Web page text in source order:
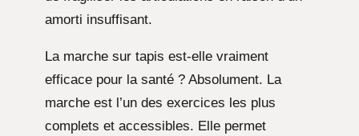
amorti insuffisant.
La marche sur tapis est-elle vraiment
efficace pour la santé ? Absolument. La
marche est l’un des exercices les plus
complets et accessibles. Elle permet